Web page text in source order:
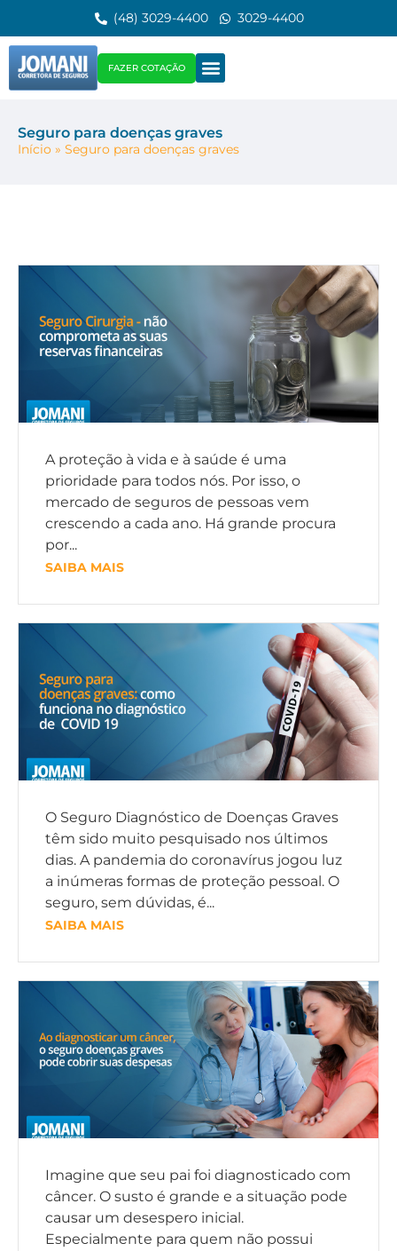
(48) 3029-4400 3029-4400
FAZER COTAÇÃO
Seguro para doenças graves
Início » Seguro para doenças graves
A proteção à vida e à saúde é uma
prioridade para todos nós. Por isso, o
mercado de seguros de pessoas vem
crescendo a cada ano. Há grande procura
por...
SAIBA MAIS
O Seguro Diagnóstico de Doenças Graves
têm sido muito pesquisado nos últimos
dias. A pandemia do coronavírus jogou luz
a inúmeras formas de proteção pessoal. O
seguro, sem dúvidas, é...
SAIBA MAIS
Imagine que seu pai foi diagnosticado com
câncer. O susto é grande e a situação pode
causar um desespero inicial.
Especialmente para quem não possui